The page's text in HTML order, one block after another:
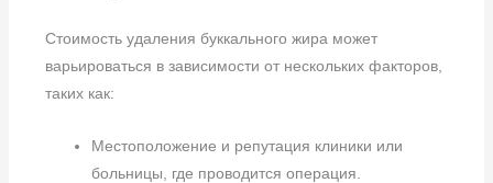
Стоимость удаления буккального жира может
варьироваться в зависимости от нескольких факторов,
таких как:
Местоположение и репутация клиники или
больницы, где проводится операция.